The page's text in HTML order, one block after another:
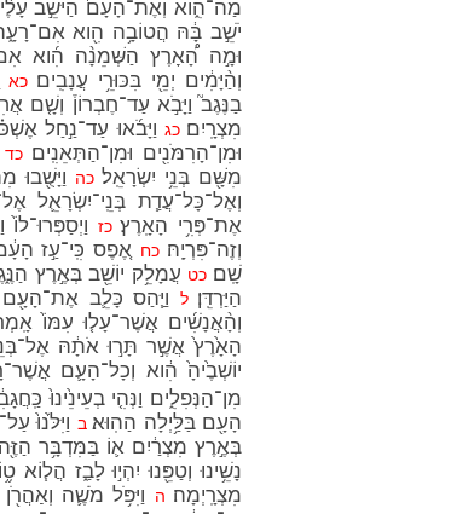
מַה־הִ֑וא וְאֶת־הָעָם֙ הַיֹּשֵׁ֣ב
יֹשֵׁ֣ב בָּ֔הּ הֲטוֹבָ֥ה הִ֖וא
וּמָ֣ה הָ֠אָרֶץ הַשְּׁמֵנָ֨ה הִ֜וא
וְהַ֨יָּמִ֔ים יְמֵ֖י בִּכּוּרֵ֥י עֲנָבִֽים׃ כא
בַנֶּגֶב֮ וַיָּבֹ֣א עַד־חֶבְרוֹן֒ וְשָׁ֤ם
מִצְרָֽיִם׃ כג וַיָּבֹ֜אוּ עַד־נַ֣חַל
וּמִן־הָרִמֹּנִ֖ים וּמִן־הַתְּאֵנִֽים׃ כד
מִשָּׁ֖ם בְּנֵ֥י יִשְׂרָאֵֽל׃ כה וַיָּשֻׁ֖בוּ
וְאֶל־כָּל־עֲדַ֧ת בְּנֵֽי־יִשְׂרָאֵ֛ל
אֶת־פְּרִ֥י הָאָֽרֶץ׃כז
וְזֶה־פִּרְיָֽהּ׃ כח אֶ֚פֶס כִּֽי־עַ֣ז
שָֽׁם׃ כט עֲמָלֵ֥ק יוֹשֵׁ֖ב בְּאֶ֣רֶץ
הַיַּרְדֵּֽן׃ ל וַיַּ֧הַס כָּלֵ֛ב אֶת־הָעָ֖ם
וְהָ֨אֲנָשִׁ֜ים אֲשֶׁר־עָל֤וּ עִמּוֹ֙
הָאָ֙רֶץ֙ אֲשֶׁ֣ר תָּר֣וּ אֹתָ֔הּ
יוֹשְׁבֶ֙יהָ֙ הִ֔וא וְכָל־הָעָ֛ם
מִן־הַנְּפִלִ֑ים וַנְּהִ֤י בְעֵינֵ֙ינוּ֙
הָעָ֖ם בַּלַּ֥יְלָה הַהֽוּא׃ב וַיִּלֹּ֙נוּ֙
בְּאֶ֣רֶץ מִצְרַ֔יִם א֛וֹ בַּמִּדְבָּ֥ר הַזֶּ֖ה
נָשֵׁ֥ינוּ וְטַפֵּ֖נוּ יִהְי֣וּ לָבַ֑ז הֲל֧וֹא
מִצְרָֽיְמָה׃ ה וַיִּפֹּ֥ל מֹשֶׁ֛ה